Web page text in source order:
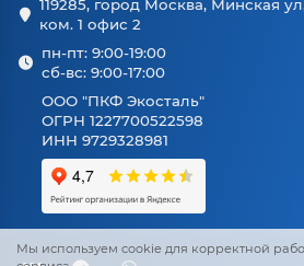
Мы используем cookie для корректной
119285, город Москва, Минская
ком. 1 офис 2
пн-пт: 9:00-19:00
сб-вс: 9:00-17:00
ООО "ПКФ Экосталь"
ОГРН 1227700522598
ИНН 9729328981